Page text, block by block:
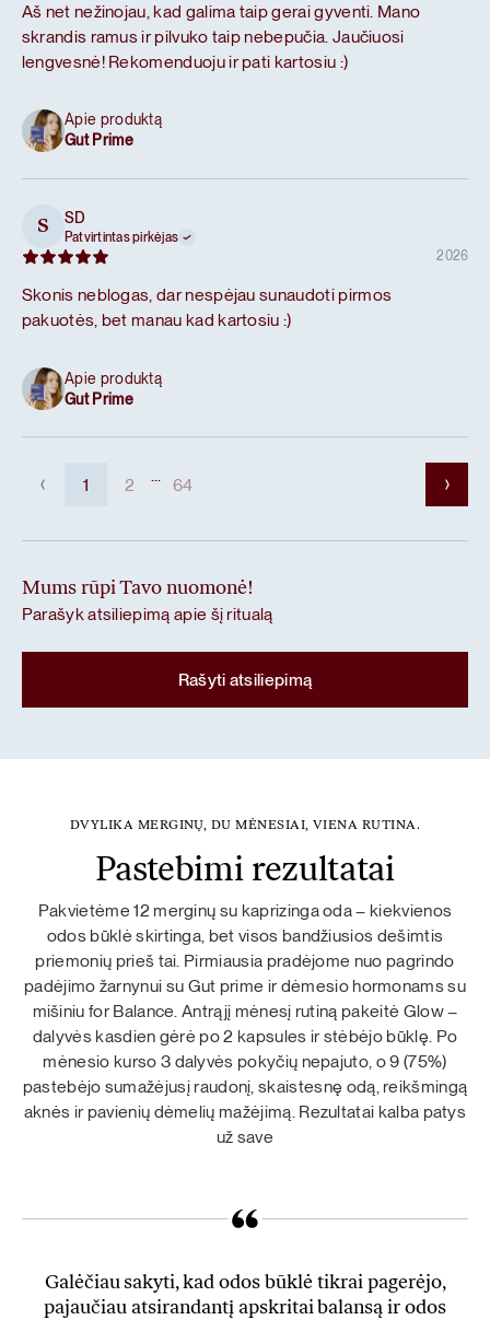
Aš net nežinojau, kad galima taip gerai gyventi. Mano
skrandis ramus ir pilvuko taip nebepučia. Jaučiuosi
lengvesnė! Rekomenduoju ir pati kartosiu :)
Apie produktą
Gut Prime
S SD
Patvirtintas pirkėjas
2026
Skonis neblogas, dar nespėjau sunaudoti pirmos
pakuotės, bet manau kad kartosiu :)
Apie produktą
Gut Prime
1 2 ... 64
Mums rūpi Tavo nuomonė!
Parašyk atsiliepimą apie šį ritualą
Rašyti atsiliepimą
DVYLIKA MERGINŲ, DU MĖNESIAI, VIENA RUTINA.
Pastebimi rezultatai
Pakvietėme 12 merginų su kaprizinga oda – kiekvienos
odos būklė skirtinga, bet visos bandžiusios dešimtis
priemonių prieš tai. Pirmiausia pradėjome nuo pagrindo
padėjimo žarnynui su Gut prime ir dėmesio hormonams su
mišiniu for Balance. Antrąjį mėnesį rutiną pakeitė Glow –
dalyvės kasdien gėrė po 2 kapsules ir stėbėjo būklę. Po
mėnesio kurso 3 dalyvės pokyčių nepajuto, o 9 (75%)
pastebėjo sumažėjusį raudonį, skaistesnę odą, reikšmingą
aknės ir pavienių dėmelių mažėjimą. Rezultatai kalba patys
už save
Galėčiau sakyti, kad odos būklė tikrai pagerėjo,
pajaučiau atsirandantį apskritai balansą ir odos